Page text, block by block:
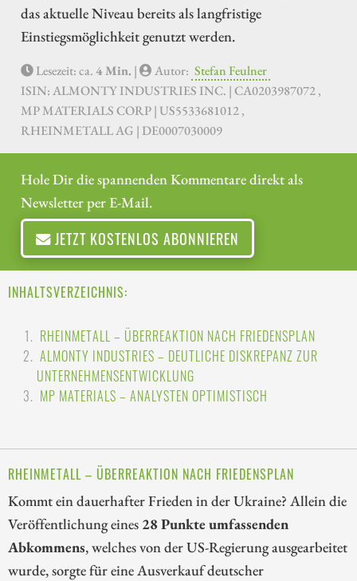
das aktuelle Niveau bereits als langfristige
Einstiegsmöglichkeit genutzt werden.
Lesezeit: ca.4 Min. | Autor: Stefan Feulner
ISIN: ALMONTY INDUSTRIES INC. | CA0203987072 ,
MP MATERIALS CORP | US5533681012 ,
RHEINMETALL AG | DE0007030009
Hole Dir die spannenden Kommentare direkt als
Newsletter per E-Mail.
JETZT KOSTENLOS ABONNIEREN
INHALTSVERZEICHNIS:
RHEINMETALL – ÜBERREAKTION NACH FRIEDENSPLAN
ALMONTY INDUSTRIES – DEUTLICHE DISKREPANZ ZUR
UNTERNEHMENSENTWICKLUNG
MP MATERIALS – ANALYSTEN OPTIMISTISCH
RHEINMETALL – ÜBERREAKTION NACH FRIEDENSPLAN
Kommt ein dauerhafter Frieden in der Ukraine? Allein die
Veröffentlichung eines 28 Punkte umfassenden
Abkommens, welches von der US-Regierung ausgearbeitet
wurde, sorgte für eine Ausverkauf deutscher